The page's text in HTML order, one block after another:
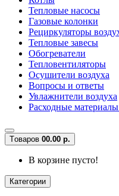
Тепловые насосы
Газовые колонки
Рециркуляторы
Тепловые завесы
Обогреватели
Тепловентиляторы
Осушители воздуха
Вопросы и ответы
Увлажнители воздуха
Расходные
Tоваров 00.00 р.
В корзине пусто!
Категории